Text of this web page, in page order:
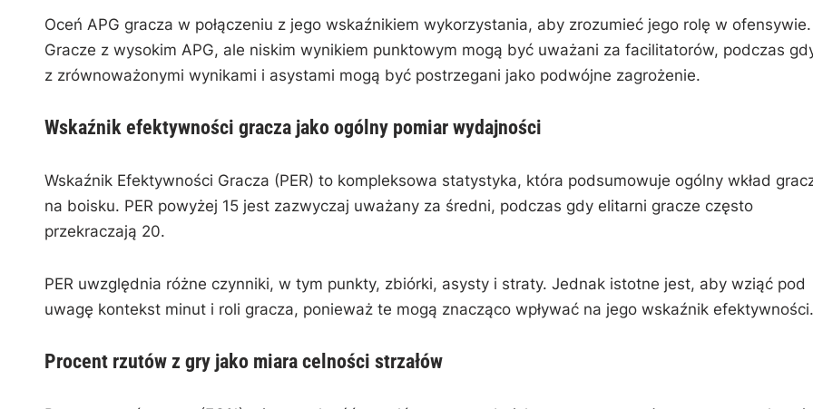
Oceń APG gracza w połączeniu z jego wskaźnikiem wykorzystania, aby zrozumieć jego rolę w ofensywie.
Gracze z wysokim APG, ale niskim wynikiem punktowym mogą być uważani za facilitatorów, podczas
z zrównoważonymi wynikami i asystami mogą być postrzegani jako podwójne zagrożenie.
Wskaźnik efektywności gracza jako ogólny pomiar wydajności
Wskaźnik Efektywności Gracza (PER) to kompleksowa statystyka, która podsumowuje ogólny wkład
na boisku. PER powyżej 15 jest zazwyczaj uważany za średni, podczas gdy elitarni gracze często
przekraczają 20.
PER uwzględnia różne czynniki, w tym punkty, zbiórki, asysty i straty. Jednak istotne jest, aby wziąć pod
uwagę kontekst minut i roli gracza, ponieważ te mogą znacząco wpływać na jego wskaźnik efektywności.
Procent rzutów z gry jako miara celności strzałów